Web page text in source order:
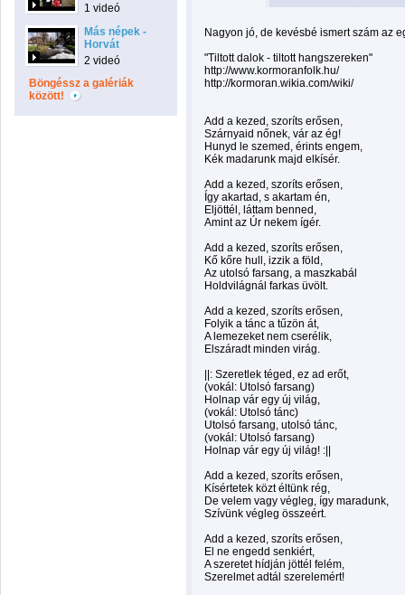
1 videó
Más népek -
Horvát
2 videó
Böngéssz a galériák
között!
Nagyon jó, de kevésbé ismert szám az
"Tiltott dalok - tiltott hangszereken"
http://www.kormoranfolk.hu/
http://kormoran.wikia.com/wiki/
Add a kezed, szoríts erősen,
Szárnyaid nőnek, vár az ég!
Hunyd le szemed, érints engem,
Kék madarunk majd elkísér.
Add a kezed, szoríts erősen,
Így akartad, s akartam én,
Eljöttél, láttam benned,
Amint az Úr nekem ígér.
Add a kezed, szoríts erősen,
Kő kőre hull, izzik a föld,
Az utolsó farsang, a maszkabál
Holdvilágnál farkas üvölt.
Add a kezed, szoríts erősen,
Folyik a tánc a tűzön át,
A lemezeket nem cserélik,
Elszáradt minden virág.
||: Szeretlek téged, ez ad erőt,
(vokál: Utolsó farsang)
Holnap vár egy új világ,
(vokál: Utolsó tánc)
Utolsó farsang, utolsó tánc,
(vokál: Utolsó farsang)
Holnap vár egy új világ! :||
Add a kezed, szoríts erősen,
Kísértetek közt éltünk rég,
De velem vagy végleg, így maradunk,
Szívünk végleg összeért.
Add a kezed, szoríts erősen,
El ne engedd senkiért,
A szeretet hídján jöttél felém,
Szerelmet adtál szerelemért!